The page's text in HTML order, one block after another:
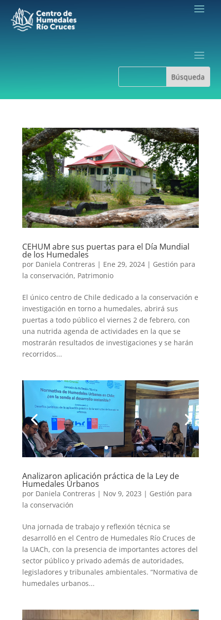
CEHUM abre sus puertas para el Día Mundial
de los Humedales
por Daniela Contreras | Ene 29, 2024| Gestión para
la conservación, Patrimonio
El único centro de Chile dedicado a la conservación e
investigación en torno a humedales, abrirá sus
puertas a todo público el viernes 2 de febrero, con
una nutrida agenda de actividades en la que se
mostrarán resultados de investigaciones y se harán
recorridos...
Analizaron aplicación práctica de la Ley de
Humedales Urbanos
por Daniela Contreras | Nov 9, 2023 | Gestión para
la conservación
Una jornada de trabajo y reflexión técnica se
desarrolló en el Centro de Humedales Río Cruces de
la UACh, con la presencia de importantes actores del
sector público y privado además de autoridades,
legisladores y tribunales ambientales. “Normativa de
humedales urbanos...